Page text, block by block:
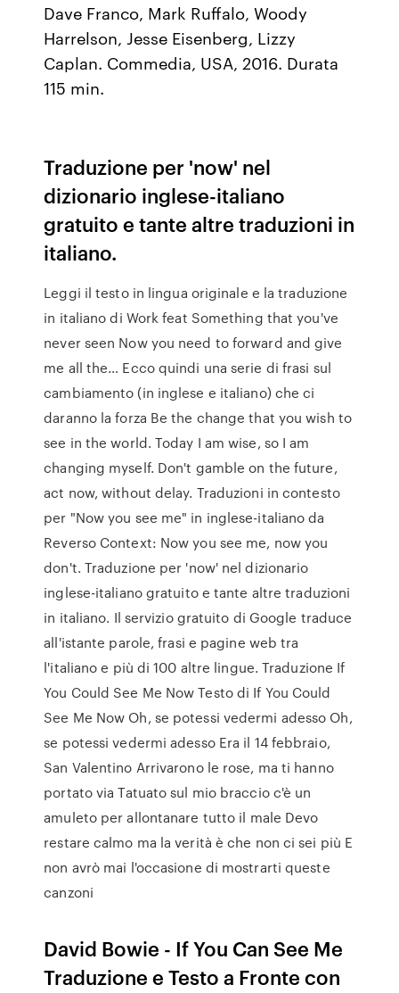
Dave Franco, Mark Ruffalo, Woody
Harrelson, Jesse Eisenberg, Lizzy
Caplan. Commedia, USA, 2016. Durata
115 min.
Traduzione per 'now' nel
dizionario inglese-italiano
gratuito e tante altre traduzioni in
italiano.
Leggi il testo in lingua originale e la traduzione
in italiano di Work feat Something that you've
never seen Now you need to forward and give
me all the… Ecco quindi una serie di frasi sul
cambiamento (in inglese e italiano) che ci
daranno la forza Be the change that you wish to
see in the world. Today I am wise, so I am
changing myself. Don't gamble on the future,
act now, without delay. Traduzioni in contesto
per "Now you see me" in inglese-italiano da
Reverso Context: Now you see me, now you
don't. Traduzione per 'now' nel dizionario
inglese-italiano gratuito e tante altre traduzioni
in italiano. Il servizio gratuito di Google traduce
all'istante parole, frasi e pagine web tra
l'italiano e più di 100 altre lingue. Traduzione If
You Could See Me Now Testo di If You Could
See Me Now Oh, se potessi vedermi adesso Oh,
se potessi vedermi adesso Era il 14 febbraio,
San Valentino Arrivarono le rose, ma ti hanno
portato via Tatuato sul mio braccio c'è un
amuleto per allontanare tutto il male Devo
restare calmo ma la verità è che non ci sei più E
non avrò mai l'occasione di mostrarti queste
canzoni
David Bowie - If You Can See Me
Traduzione e Testo a Fronte con